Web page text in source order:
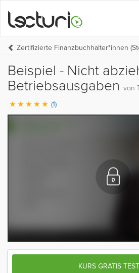
Beispiel - Nicht
Betriebsausgaben von
(1)
KURS GRATIS